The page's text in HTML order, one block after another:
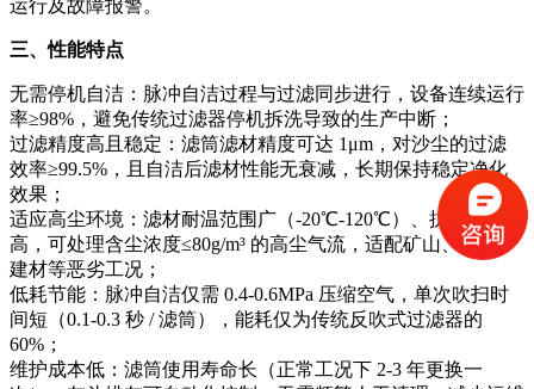
运行及故障报警。
三、性能特点
无需停机自洁：脉冲自洁过程与过滤同步进行，设备连续运行
率≥98%，避免传统过滤器停机拆洗导致的生产中断；
过滤精度高且稳定：滤筒滤材精度可达 1μm，对沙尘的过滤
效率≥99.5%，且自洁后滤材性能无衰减，长期保持稳定净化
效果；
适应高尘环境：滤材耐温范围广（-20℃-120℃）、抗冲击强度
高，可处理含尘浓度≤80g/m³ 的高尘气流，适配矿山、冶金、
建材等恶劣工况；
低耗节能：脉冲自洁仅需 0.4-0.6MPa 压缩空气，单次吹扫时
间短（0.1-0.3 秒 / 滤筒），能耗仅为传统反吹式过滤器的
60%；
维护成本低：滤筒使用寿命长（正常工况下 2-3 年更换一